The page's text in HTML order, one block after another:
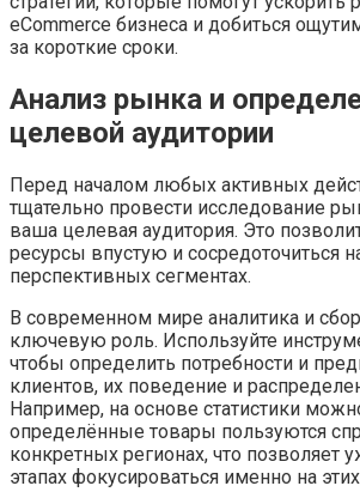
eCommerce бизнеса и добиться
за короткие сроки.
Анализ рынка и
целевой аудитории
Перед началом любых активных
тщательно провести исследование
ваша целевая аудитория. Это
ресурсы впустую и сосредоточиться
перспективных сегментах.
В современном мире аналитика и
ключевую роль. Используйте
чтобы определить потребности и
клиентов, их поведение и
Например, на основе статистики
определённые товары пользуются
конкретных регионах, что позволяет
этапах фокусироваться именно на